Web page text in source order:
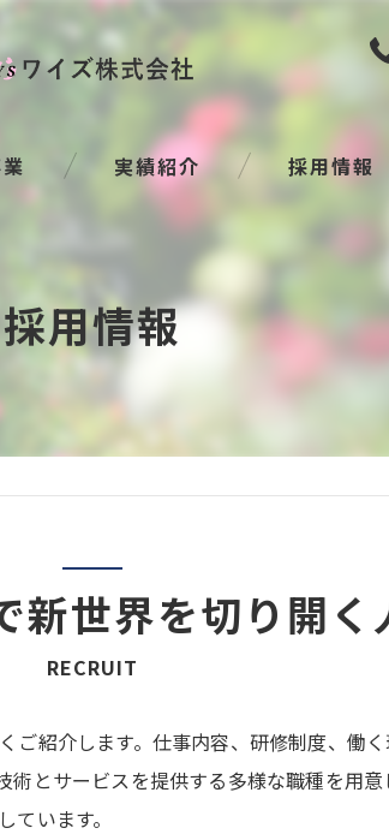
実績紹介 採用情報
採用情報
新世界を切り開く
RECRUIT
紹介します。仕事内容、研修制度、働
とサービスを提供する多様な職種を用
います。